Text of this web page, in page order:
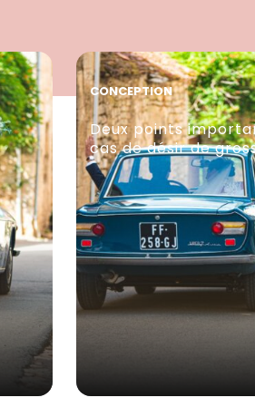
CONCEPTION
Deux points
cas de désir de